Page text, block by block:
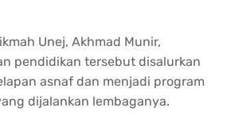
Unej, Akhmad Munir,
pendidikan tersebut disalurkan
asnaf dan menjadi program
dijalankan lembaganya.